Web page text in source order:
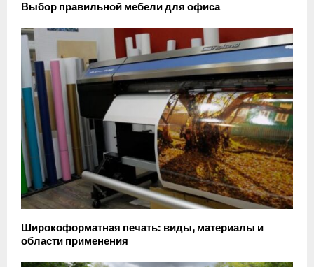
Выбор правильной мебели для офиса
Широкоформатная печать: виды, материалы и
области применения